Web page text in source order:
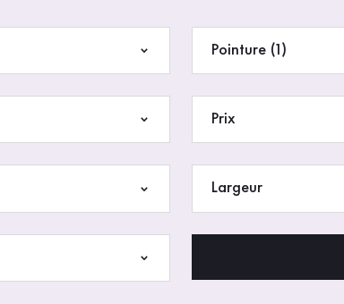
Pointure (1)
Prix
Largeur